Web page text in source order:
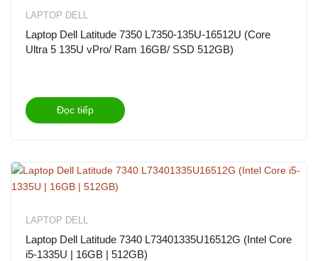
LAPTOP DELL
Laptop Dell Latitude 7350 L7350-135U-16512U (Core
Ultra 5 135U vPro/ Ram 16GB/ SSD 512GB)
Đọc tiếp
LAPTOP DELL
Laptop Dell Latitude 7340 L73401335U16512G (Intel Core
i5-1335U | 16GB | 512GB)